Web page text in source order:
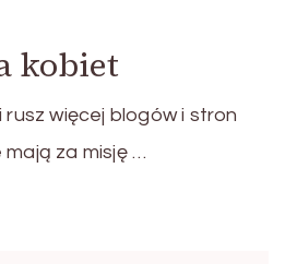
kobiet
więcej blogów i stron
za misję …